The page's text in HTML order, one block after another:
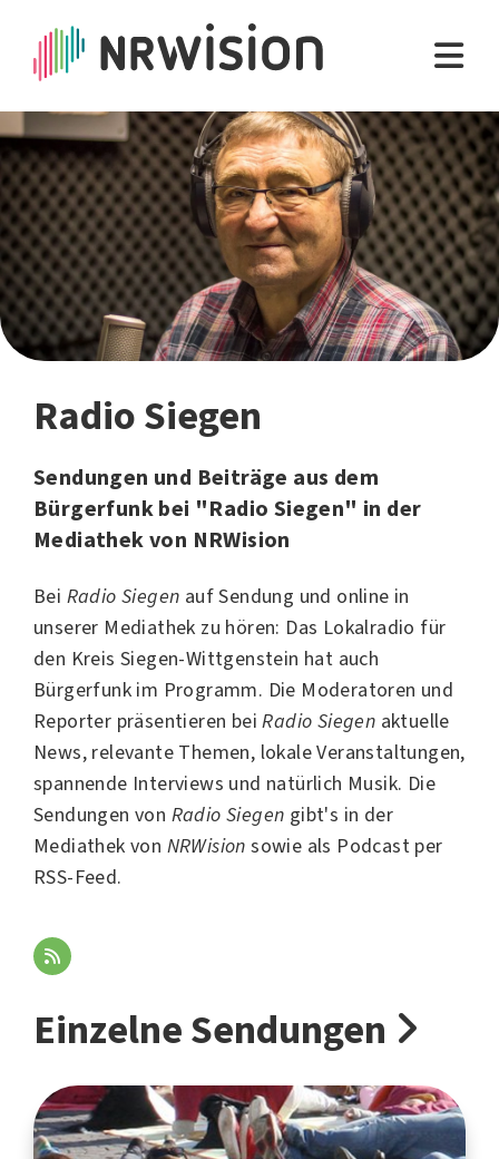
Radio Siegen
Sendungen und Beiträge aus dem
Bürgerfunk bei "Radio Siegen" in der
Mediathek von NRWision
Bei Radio Siegen auf Sendung und online in
unserer Mediathek zu hören: Das Lokalradio für
den Kreis Siegen-Wittgenstein hat auch
Bürgerfunk im Programm. Die Moderatoren und
Reporter präsentieren beiRadio Siegen aktuelle
News, relevante Themen, lokale Veranstaltungen,
spannende Interviews und natürlich Musik. Die
Sendungen von Radio Siegen gibt's in der
Mediathek von NRWision sowie als Podcast per
RSS-Feed.
Einzelne Sendungen